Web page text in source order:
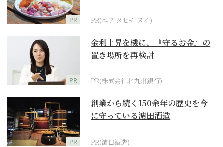
PR PR(エア タヒチ ヌイ)
PR
金利上昇を機に、『守るお金』の
置き場所を再検討
PR(株式会社北九州銀行)
PR
創業から続く150余年の歴史を今
に守っている濵田酒造
PR(濵田酒造)